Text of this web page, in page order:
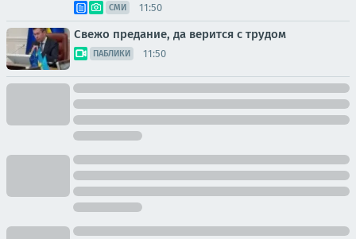
СМИ 11:50
Свежо предание, да верится с трудом
ПАБЛИКИ 11:50